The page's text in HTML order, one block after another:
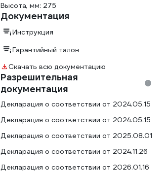
Высота, мм: 275
Документация
Инструкция
Гарантийный талон
Скачать всю документацию
Разрешительная
документация
Декларация о соответствии от 2024.05.15
Декларация о соответствии от 2024.05.15
Декларация о соответствии от 2025.08.01
Декларация о соответствии от 2024.11.26
Декларация о соответствии от 2026.01.16